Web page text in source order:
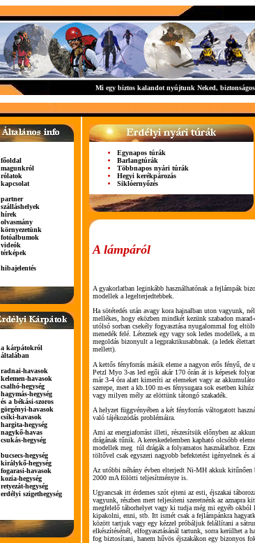
Mi egy biztos kalandot nyújtunk Neked,
főoldal
magunkról
rólatok
kapcsolat
partner
szálláshelyek
hírek
olvasmány
környezetünk
fotóalbumok
videók
térképek
hibajelentés
a kárpátokról
általában
radnai-havasok
kelemen-havasok
csalhó-hegység
hagymás-hegység
és a békási-szoros
görgényi-havasok
csíki-havasok
hargita-hegység
nagykő-havas
csukás-hegység
bucsecs-hegység
királykő-hegység
fogarasi-havasok
kozia-hegység
retyezát-hegység
erdélyi szigethegység
Egynapos túrák
Barlangtúrák
Többnapos nyári túrák
Hegyi kerékpározás
Siklóernyőzés
A lámpáról
A gyakorlatban leginkább használhatónak a fejlámpák
modellek a legelterjedtebbek.
Ha sötétedés után avagy kora hajnalban uton vagyunk,
mellékes, hogy eközben mindkét kezünk szabadon
utólsó sorban csekély fogyasztása nyugalommal fog
menedék felé. Léteznek egy vagy sok ledes modellek, a
megoldás bizonyult a legprakrikusabbnak. (a ledek
mellett).
A kettős fényforrás másik eleme a nagyon erős fényű,
Petzl Myo 3-as led egői akár 170 órán át is képesek
már 3-4 óra alatt kimeríti az elemeket vagy az
szerepe, mert a kb.100 m-es fénysugara sok esetben
vagy milyen mély az elöttünk tátongó szakadék.
A helyzet függvényében a két fényforrás váltogatott
való tájékozódás problémáira.
Ami az energiaforrást illeti, részesítsük előnyben az
drágának tűnik. A kereskedelemben kapható olcsóbb
modellek meg túl drágák a folyamatos használathoz.
töltővel csak egyszeri nagyobb befektetést igényelnek és
Az utóbbi néhány évben elterjedt Ni-MH akkuk
2000 mA fölötti teljesítményre is.
Ugyancsak itt érdemes szót ejteni az esti, éjszakai
vagyunk, részben mert teljesíteni szeretnénk az aznapra
megfelelő táborhelyet vagy ki tudja még mi egyéb okból
kipakolni, enni, stb. Itt ismét csak a fejlámpánkra
között tartjuk vagy egy kézzel próbáljuk felállítani a
elkészítésénél, elfogyasztásánál tartunk, sorra kerülhet a
fog biztosítani, hanem hűvös éjszakákon egy bizonyos